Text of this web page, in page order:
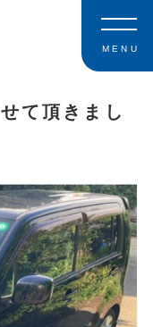
MENU
て頂きまし